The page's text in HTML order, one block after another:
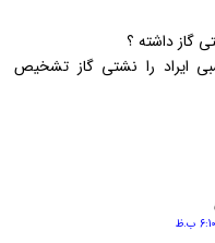
گاز داشته ؟
ایراد را نشتی گاز تشخیص